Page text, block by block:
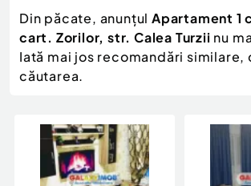
Mama si copilul
Moda si frumusete
Sport, timp liber, arta
Servicii
Animale de companie
Afaceri și echipamente
Scutere - ATV - UTV
Autoutilitare
Ambarcatiuni
Camioane - Rulote - Remorci
Utilaje agricole si industriale
Piese auto si accesorii
Dacia Duster
Din păcate, anunțul Apartament 1
cart. Zorilor, str. Calea Turzii nu
Iată mai jos recomandări similare,
căutarea.